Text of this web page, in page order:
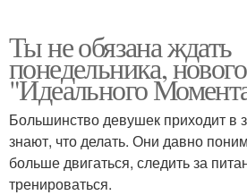
Ты не обязана ждать
понедельника,
"Идеального
Большинство девушек приходит в
знают, что делать. Они давно
больше двигаться, следить за
тренироваться.